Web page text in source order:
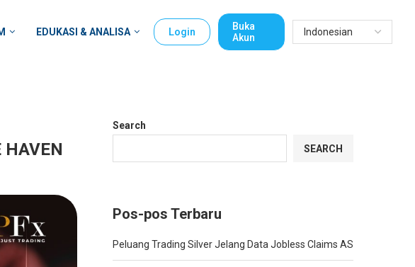
EDUKASI & ANALISA Login
Buka
Akun
HAVEN
Search
SEARCH
Pos-pos Terbaru
Peluang Trading Silver Jelang Data Jobless Claims AS